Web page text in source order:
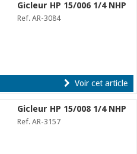
Gicleur HP 15/006 1/4 NHP
Ref. AR-3084
Voir cet article
Gicleur HP 15/008 1/4 NHP
Ref. AR-3157